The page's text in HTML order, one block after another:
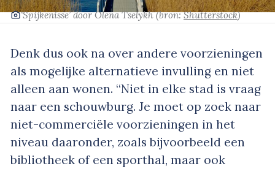
‘Spijkenisse’door Olena Tselykh(bron:Shutterstock)
Denk dus ook na over andere voorzieningen
als mogelijke alternatieve invulling en niet
alleen aan wonen. “Niet in elke stad is vraag
naar een schouwburg. Je moet op zoek naar
niet-commerciële voorzieningen in het
niveau daaronder, zoals bijvoorbeeld een
bibliotheek of een sporthal, maar ook